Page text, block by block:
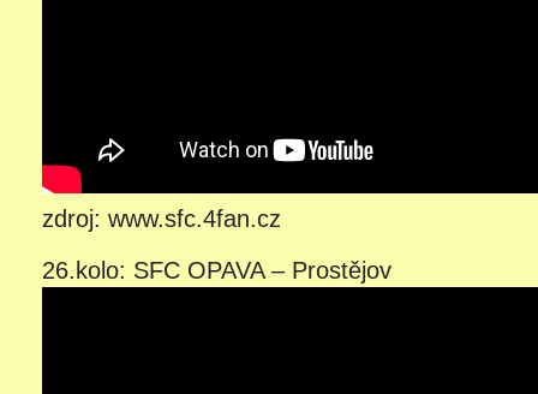
zdroj: www.sfc.4fan.cz
26.kolo: SFC OPAVA – Prostějov